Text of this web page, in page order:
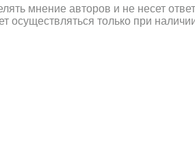
мнение авторов и не несет
осуществляться только при